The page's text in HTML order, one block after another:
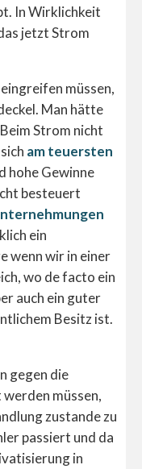
In Wirklichkeit
jetzt Strom
müssen,
Man hätte
Strom nicht
am teuersten
hohe Gewinne
besteuert
ein
wenn wir in einer
wo de facto ein
auch ein guter
Besitz ist.
gegen die
müssen,
zustande zu
passiert und da
in